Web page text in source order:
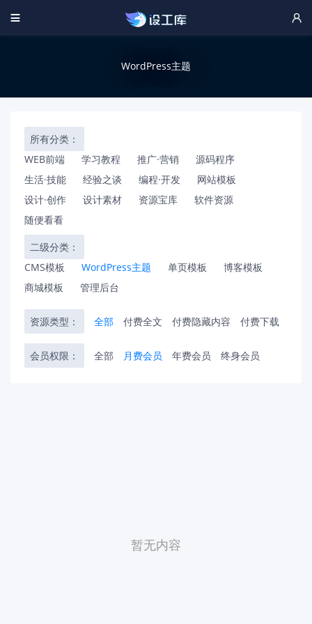
 
WordPress主题
所有分类：
WEB前端
学习教程 推广·营销
源码程序
生活·技能
经验之谈 编程·开发
网站模板
设计·创作
设计素材 资源宝库
软件资源
随便看看
二级分类：
CMS模板
WordPress主题 单页模板
博客模板
商城模板
管理后台
资源类型： 全部 付费全文 付费隐藏内容 付费下载
会员权限： 全部 月费会员 年费会员 终身会员
暂无内容